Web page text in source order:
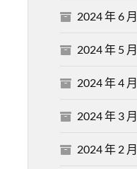
2024 年 6 月
2024 年 5 月
2024 年 4 月
2024 年 3 月
2024 年 2 月